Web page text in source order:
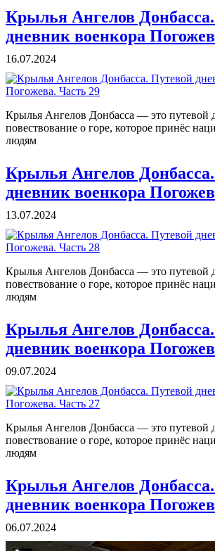
Крылья Ангелов
дневник военкора
16.07.2024
Крылья Ангелов Донбасса — это путевой
повествование о горе, которое принёс
людям
Крылья Ангелов
дневник военкора
13.07.2024
Крылья Ангелов Донбасса — это путевой
повествование о горе, которое принёс
людям
Крылья Ангелов
дневник военкора
09.07.2024
Крылья Ангелов Донбасса — это путевой
повествование о горе, которое принёс
людям
Крылья Ангелов
дневник военкора
06.07.2024